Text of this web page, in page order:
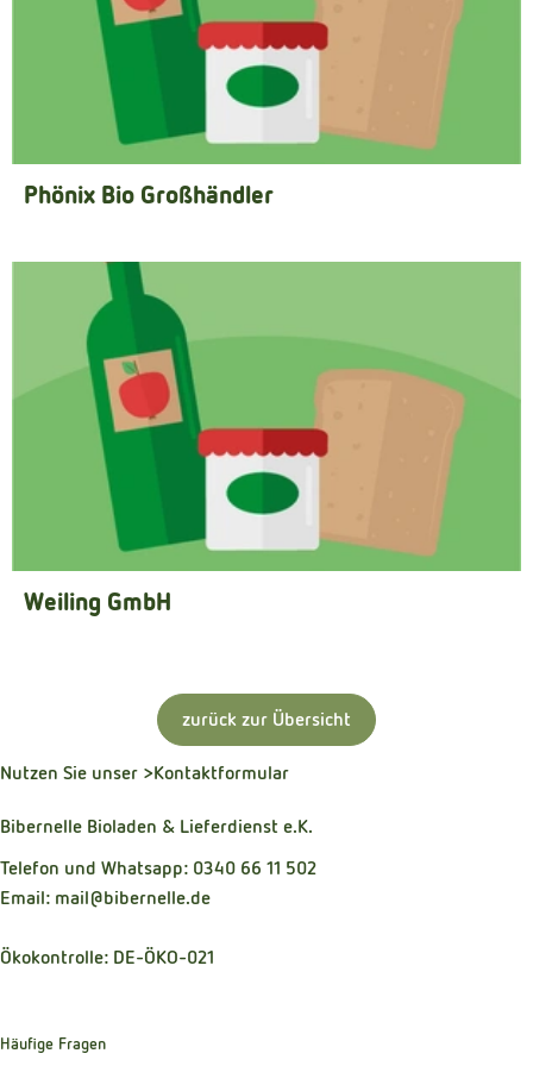
Phönix Bio Großhändler
Weiling GmbH
zurück zur Übersicht
Nutzen Sie unser >Kontaktformular
Bibernelle Bioladen & Lieferdienst e.K.
Telefon und Whatsapp: 0340 66 11 502
Email: mail@bibernelle.de
Ökokontrolle: DE-ÖKO-021
Häufige Fragen